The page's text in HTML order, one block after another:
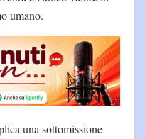
umano.
una sottomissione